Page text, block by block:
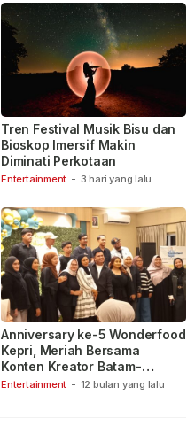
Entertainment - 3 hari yang lalu
Tren Festival Musik Bisu dan
Bioskop Imersif Makin
Diminati Perkotaan
Entertainment - 12 bulan yang lalu
Anniversary ke-5 Wonderfood
Kepri, Meriah Bersama
Konten Kreator Batam-
Tanjungpinang